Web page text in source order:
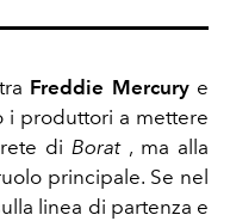
Freddie Mercurye
i produttori a mettere
di Borat, ma alla
principale. Se nel
linea di partenza e